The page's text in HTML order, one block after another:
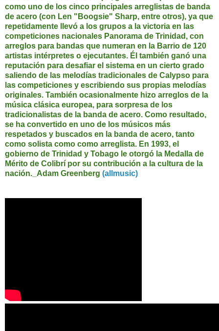
como uno de los cinco principales arreglistas de banda
de acero (con Len "Boogsie" Sharp, entre otros), ya que
repetidamente llevó a los grupos a la victoria en las
competiciones nacionales Panorama de Trinidad, con
arreglos para bandas que numeran en la Barrio de 120
artistas intérpretes o ejecutantes. Él también ganó una
reputación para desafiar el sistema en un cierto grado
saliendo de las melodías tradicionales de Calypso para
las competiciones y escribiendo sus propias melodías
originales. También ocasionalmente hizo arreglos de la
música clásica europea, para sorpresa de los
tradicionalistas de la banda de acero. Como resultado,
se ha convertido en uno de los músicos más
respetados y buscados en la banda de acero, tanto
como solista como como arreglista. En 1993, el
gobierno de Trinidad y Tobago le otorgó la Medalla de
Mérito de Colibrí por su contribución a la cultura de la
nación._Adam Greenberg (allmusic)